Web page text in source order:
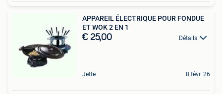
APPAREIL ÉLECTRIQUE POUR FONDUE
ET WOK 2 EN 1
€ 25,00 Détails
Jette 8 févr. 26